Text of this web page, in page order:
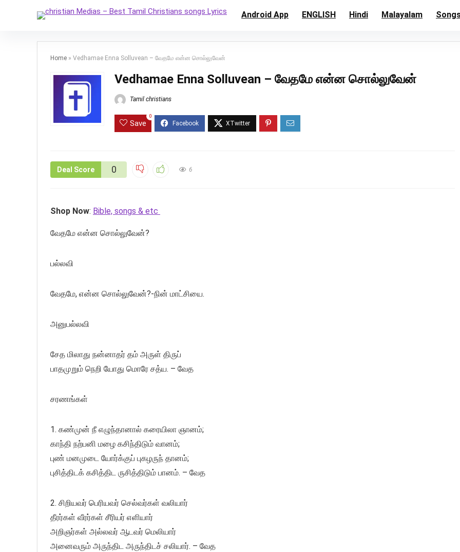
Android App ENGLISH Hindi Malayalam
Home » Vedhamae Enna Solluvean – வேதமே என்ன சொல்லுவேன்
Vedhamae Enna Solluvean – வேதமே என்ன சொல்லுவேன்
Tamil christians
Save
0
Deal Score 0 6
Shop Now: Bible, songs & etc
வேதமே என்ன சொல்லுவேன்?
பல்லவி
வேதமே, என்ன சொல்லுவேன்?-நின் மாட்சியை.
அனுபல்லவி
சேத மிலாது நன்னாதர் தம் அருள் திருப்
பாதமுறும் நெறி யோது மொரே சத்ய. – வேத
சரணங்கள்
1. கண்முன் நீ எழுந்தானால் கரையிலா ஞானம்;
காந்தி நற்பனி மழை கசிந்திடும் வானம்;
புண் மனமுடை யோர்க்குப் புகழருந் தானம்;
புசித்திடக் கசித்திட ருசித்திடும் பானம். – வேத
2. சிறியவர் பெரியவர் செல்வர்கள் வலியார்
தீரர்கள் வீரர்கள் சீரியர் எளியார்
அறிஞர்கள் அல்லவர் ஆடவர் மெலியார்
அனைவரும் அருந்திட அருந்திடச் சலியார். – வேத